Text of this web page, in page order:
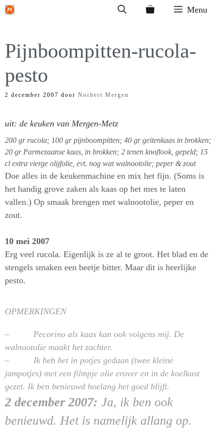
Ga
inhoud
Menu
Pijnboompitten-rucola-
pesto
2 december 2007 door Norbert Mergen
uit: de keuken van Mergen-Metz
200 gr rucola; 100 gr pijnboompitten; 40 gr geitenkaas in brokken;
20 gr Parmezaanse kaas, in brokken; 2 tenen knoflook, gepeld; 15
cl extra vierge olijfolie, evt. nog wat walnootolie; peper & zout
Doe alles in de keukenmachine en mix het fijn. (Soms is
het handig grove zaken als kaas op het mes te laten
vallen.) Op smaak brengen met walnootolie, peper en
zout.
10 mei 2007
Erg veel rucola. Eigenlijk is ze al te groot. Het blad en de
stengels smaken een beetje bitter. Maar dit is heerlijke
pesto.
OPMERKINGEN
– Pecorino als kaas kan ook volgens mij. De
walnootolie maakt het zachter.
– Ik heb het in potjes gedaan (twee kleine
jampotjes) met een filmpje olie erover en in de koelkast
gezet. Ik ben benieuwd hoelang het goed blijft.
2 december 2007: Ja, ik ben ook
benieuwd. Het is namelijk allang op.